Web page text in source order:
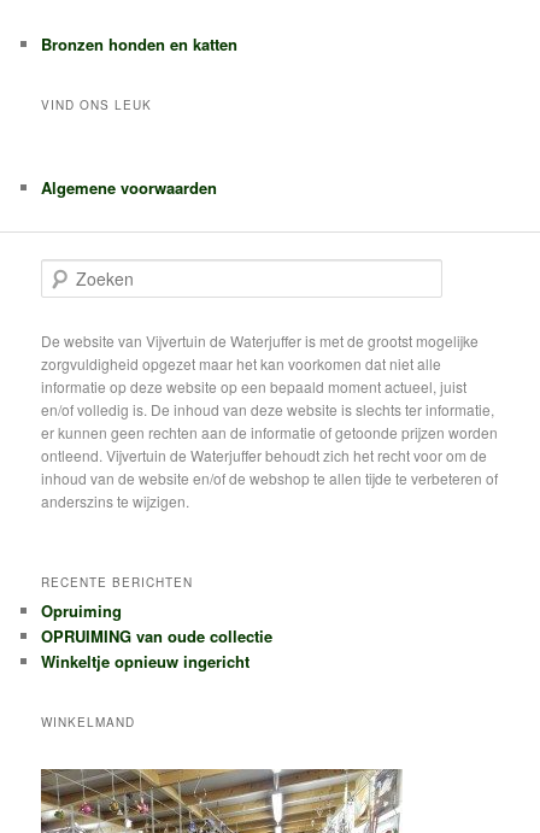
Bronzen honden en katten
VIND ONS LEUK
Algemene voorwaarden
o
k
e
n
De website van Vijvertuin de Waterjuffer is met de grootst mogelijke
zorgvuldigheid opgezet maar het kan voorkomen dat niet alle
informatie op deze website op een bepaald moment actueel, juist
en/of volledig is. De inhoud van deze website is slechts ter informatie,
er kunnen geen rechten aan de informatie of getoonde prijzen worden
ontleend. Vijvertuin de Waterjuffer behoudt zich het recht voor om de
inhoud van de website en/of de webshop te allen tijde te verbeteren of
anderszins te wijzigen.
RECENTE BERICHTEN
Opruiming
OPRUIMING van oude collectie
Winkeltje opnieuw ingericht
WINKELMAND